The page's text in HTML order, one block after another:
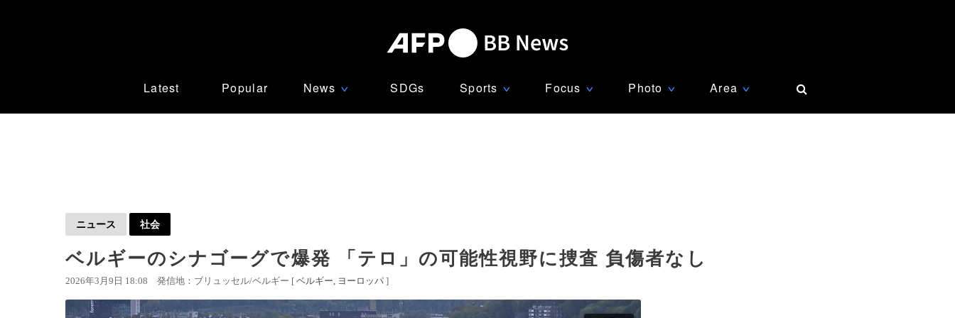
Latest Popular News ∨ SDGs Sports ∨ Focus ∨ Photo ∨ Area ∨
ニュース 社会
ベルギーのシナゴーグで爆発 「テロ」の可能性視野に捜査 負傷者なし
2026年3月9日 18:08 発信地：ブリュッセル/ベルギー [ ベルギー ヨーロッパ ]